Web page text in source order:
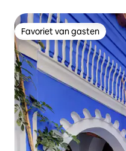
Favoriet van gasten
Favoriet van gasten